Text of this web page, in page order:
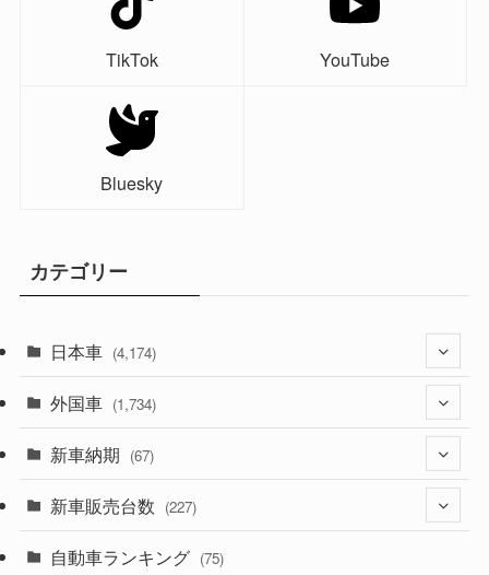
TikTok YouTube
Bluesky
カテゴリー
日本車 (4,174)
(1,321)
(329)
(526)
外国車 (1,734)
(242)
新車納期 (67)
(28)
(8)
新車販売台数 (227)
(21)
自動車ランキング (75)